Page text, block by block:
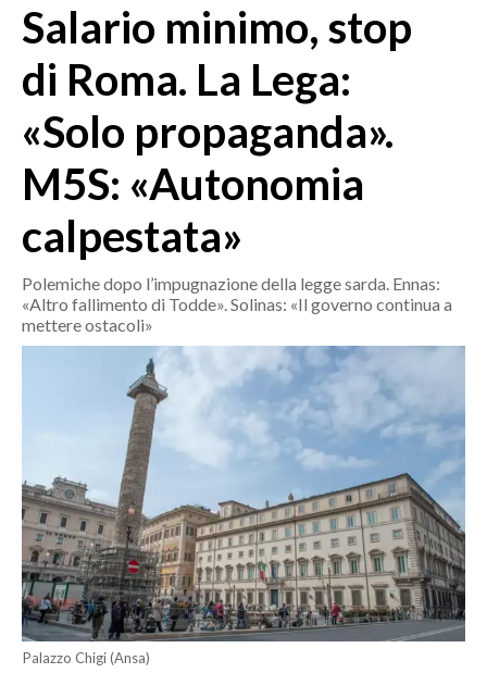
SASSARI E PROVINCIA
GALLURA
OGLIASTRA
AGENDA
CRONACA
ITALIA
MONDO
SERVIZI ALLE IMPRESE
LAVORO
BANDI
SPORT IN SARDEGNA
SPORT
RISULTATI E CLASSIFICHE
Salario minimo, stop
di Roma. La Lega:
«Solo propaganda».
M5S: «Autonomia
calpestata»
Polemiche dopo l’impugnazione della legge sarda. Ennas:
«Altro fallimento di Todde». Solinas: «Il governo continua a
mettere ostacoli»
Palazzo Chigi (Ansa)